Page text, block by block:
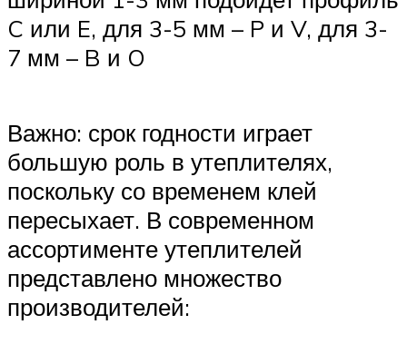
C или E, для 3-5 мм – P и V, для 3-
7 мм – B и O
Важно: срок годности играет
большую роль в утеплителях,
поскольку со временем клей
пересыхает. В современном
ассортименте утеплителей
представлено множество
производителей: